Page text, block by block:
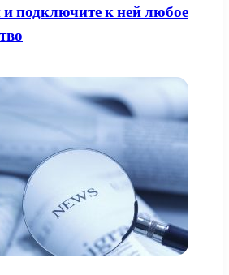
и подключите к ней любое